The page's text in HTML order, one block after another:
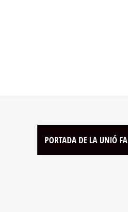
PORTADA DE LA UNIÓ